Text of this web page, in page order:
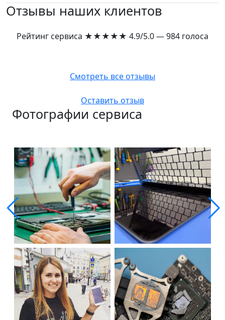
Отзывы наших клиентов
Рейтинг сервиса ★★★★★ 4.9/5.0 — 984 голоса
Смотреть все отзывы
Оставить отзыв
Фотографии сервиса